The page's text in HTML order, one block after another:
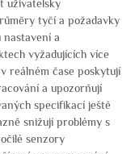
uživatelsky
tyčí a požadavky
nastavení a
vyžadujících více
reálném čase poskytují
a upozorňují
specifikací ještě
snižují problémy s
senzory